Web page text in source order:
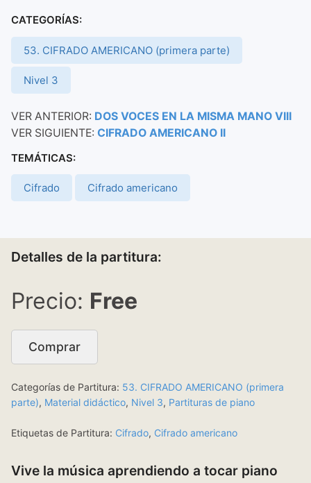
CATEGORÍAS:
53. CIFRADO AMERICANO (primera parte)
Nivel 3
VER ANTERIOR: DOS VOCES EN LA MISMA MANO VIII
VER SIGUIENTE: CIFRADO AMERICANO II
TEMÁTICAS:
Cifrado Cifrado americano
Detalles de la partitura:
Free
Comprar
Categorías de Partitura: 53. CIFRADO AMERICANO (primera
parte), Material didáctico, Nivel 3, Partituras de piano
Etiquetas de Partitura: Cifrado, Cifrado americano
Vive la música aprendiendo a tocar piano